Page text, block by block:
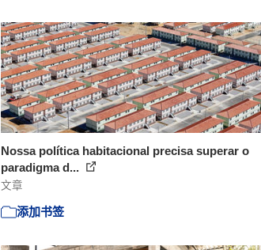
Nossa política habitacional precisa superar o
paradigma d...
文章
添加书签